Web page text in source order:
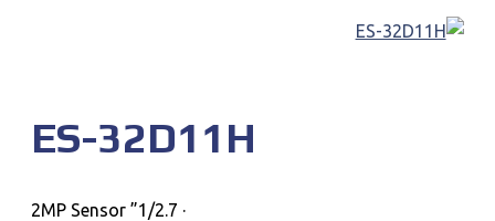
ES-32D11H
· 1/2.7” 2MP Sensor